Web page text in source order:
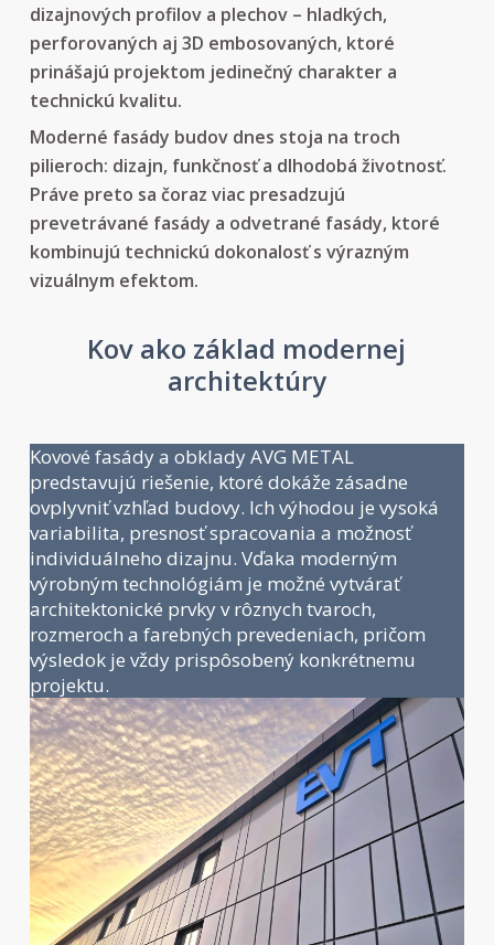
dizajnových profilov a plechov – hladkých,
perforovaných aj 3D embosovaných, ktoré
prinášajú projektom jedinečný charakter a
technickú kvalitu.
Moderné fasády budov dnes stoja na troch
pilieroch: dizajn, funkčnosť a dlhodobá životnosť.
Práve preto sa čoraz viac presadzujú
prevetrávané fasády a odvetrané fasády, ktoré
kombinujú technickú dokonalosť s výrazným
vizuálnym efektom.
Kov ako základ modernej
architektúry
Kovové fasádya obklady AVG METAL
predstavujú riešenie, ktoré dokáže zásadne
ovplyvniť vzhľad budovy. Ich výhodou je vysoká
variabilita, presnosť spracovania a možnosť
individuálneho dizajnu. Vďaka moderným
výrobným technológiám je možné vytvárať
architektonické prvky v rôznych tvaroch,
rozmeroch a farebných prevedeniach, pričom
výsledok je vždy prispôsobený konkrétnemu
projektu.